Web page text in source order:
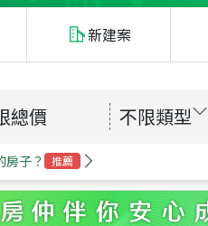
新建案
總價 不限類型
房子？ 推薦